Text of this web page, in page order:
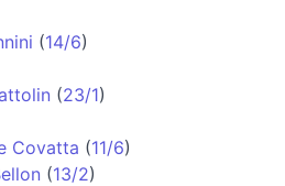
(14/6)
(23/1)
Covatta (11/6)
(13/2)